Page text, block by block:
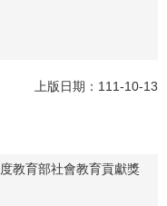
上版日期：111-10-13
教育部社會教育貢獻獎